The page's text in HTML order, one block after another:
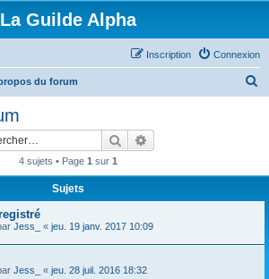
La Guilde Alpha
Connexion
Inscription
du forum
Rechercher
4 sujets • Page 1 sur 1
Sujets
Jess_ « jeu. 19 janv. 2017 10:09
Jess_ « jeu. 28 juil. 2016 18:32